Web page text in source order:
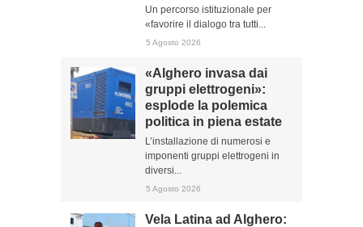
Un percorso istituzionale per
«favorire il dialogo tra tutti...
5 Agosto 2026
«Alghero invasa dai
gruppi elettrogeni»:
esplode la polemica
politica in piena estate
L’installazione di numerosi e
imponenti gruppi elettrogeni in
diversi...
5 Agosto 2026
Vela Latina ad Alghero: